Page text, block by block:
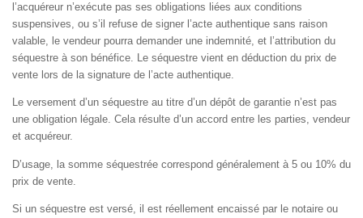
l’acquéreur n’exécute pas ses obligations liées aux conditions
suspensives, ou s’il refuse de signer l’acte authentique sans raison
valable, le vendeur pourra demander une indemnité, et l’attribution du
séquestre à son bénéfice. Le séquestre vient en déduction du prix de
vente lors de la signature de l’acte authentique.
Le versement d’un séquestre au titre d’un dépôt de garantie n’est pas
une obligation légale. Cela résulte d’un accord entre les parties, vendeur
et acquéreur.
D’usage, la somme séquestrée correspond généralement à 5 ou 10% du
prix de vente.
Si un séquestre est versé, il est réellement encaissé par le notaire ou